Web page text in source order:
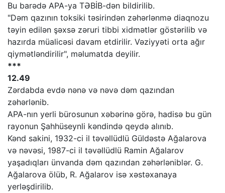
Bu barədə APA-ya TƏBİB-dən bildirilib.
"Dəm qazının toksiki təsirindən zəhərlənmə diaqnozu
təyin edilən şəxsə zəruri tibbi xidmətlər göstərilib və
hazırda müalicəsi davam etdirilir. Vəziyyəti orta ağır
qiymətləndirilir", məlumatda deyilir.
***
12.49
Zərdabda evdə nənə və nəvə dəm qazından
zəhərlənib.
APA-nın yerli bürosunun xəbərinə görə, hadisə bu gün
rayonun Şahhüseynli kəndində qeydə alınıb.
Kənd sakini, 1932-ci il təvəllüdlü Güldəstə Ağalarova
və nəvəsi, 1987-ci il təvəllüdlü Ramin Ağalarov
yaşadıqları ünvanda dəm qazından zəhərləniblər. G.
Ağalarova ölüb, R. Ağalarov isə xəstəxanaya
yerləşdirilib.